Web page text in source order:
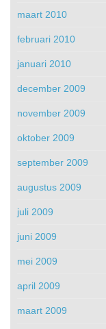
maart 2010
februari 2010
januari 2010
december 2009
november 2009
oktober 2009
september 2009
augustus 2009
juli 2009
juni 2009
mei 2009
april 2009
maart 2009